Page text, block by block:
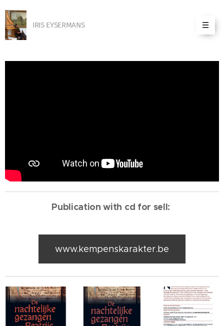
IRIS EYSERMANS
Publication with cd for sell:
www.kempenskarakter.be